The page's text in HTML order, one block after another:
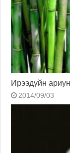
Ирээдүйн
2014/09/03